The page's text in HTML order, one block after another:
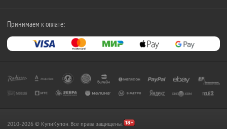
Принимаем к оплате:
2010-2026 © КупиКупон. Все права защищены.